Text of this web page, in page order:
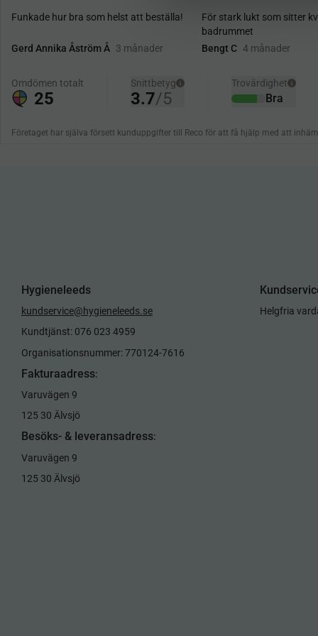
a
Hygieneleeds
kundservice@hygieneleeds.se
Kundtjänst: 076 023 4959
Organisationsnummer: 770124-7616
Fakturaadress:
Varuvägen 9
125 30 Älvsjö
Besöks- & leveransadress:
Varuvägen 9
125 30 Älvsjö
Helgfria